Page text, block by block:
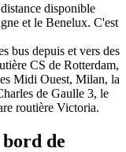
disponible
et le Benelux. C'est
bus depuis et vers des
CS de Rotterdam,
Midi Ouest, Milan, la
de Gaulle 3, le
routière Victoria.
de